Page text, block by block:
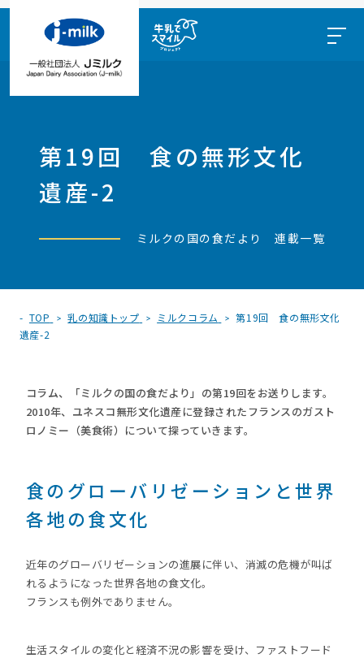
第19回 食の無形文化
遺産-2
ミルクの国の食だより 連載一覧
TOP 乳の知識トップ ミルクコラム
第19回 食の無形文化
遺産-2
コラム、「ミルクの国の食だより」の第19回をお送りします。
2010年、ユネスコ無形文化遺産に登録されたフランスのガスト
ロノミー（美食術）について探っていきます。
食のグローバリゼーションと世界
各地の食文化
近年のグローバリゼーションの進展に伴い、消滅の危機が叫ば
れるようになった世界各地の食文化。
フランスも例外でありません。
生活スタイルの変化と経済不況の影響を受け、ファストフード